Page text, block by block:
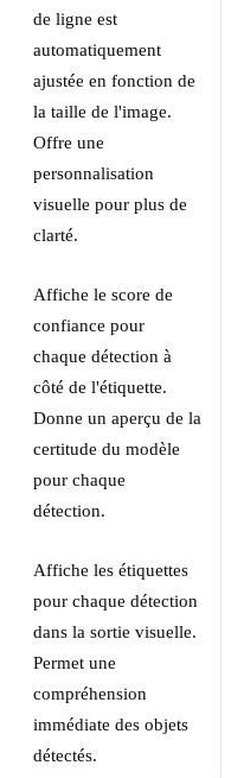
de ligne est
automatiquement
ajustée en fonction de
la taille de l'image.
Offre une
personnalisation
visuelle pour plus de
clarté.
Affiche le score de
confiance pour
chaque détection à
côté de l'étiquette.
Donne un aperçu de la
certitude du modèle
pour chaque
détection.
Affiche les étiquettes
pour chaque détection
dans la sortie visuelle.
Permet une
compréhension
immédiate des objets
détectés.